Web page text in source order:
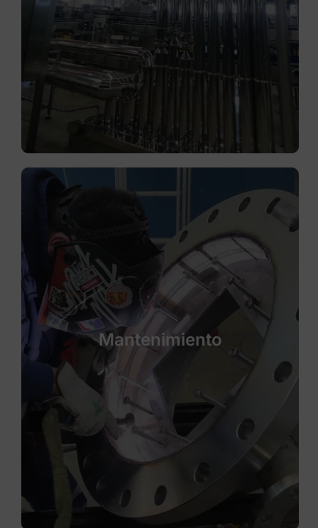
Mantenimiento